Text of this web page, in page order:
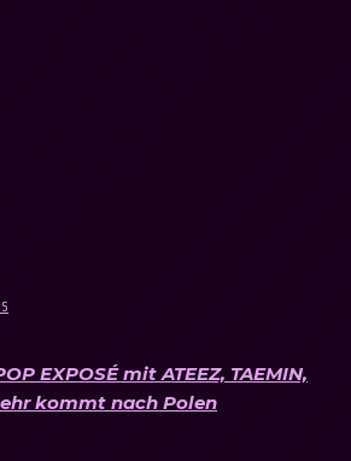
EXPOSÉ mit ATEEZ, TAEMIN,
kommt nach Polen